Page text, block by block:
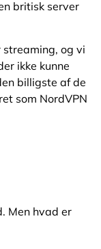
britisk server
og vi
ikke kunne
billigste af de
som NordVPN
Men hvad er